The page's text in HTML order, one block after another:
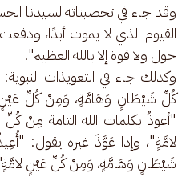
وقد جاء في تحصيناته لسيدنا
القيوم الذي لا يموت أبدًا،
حول ولا قوة إلا بالله العظيم".
وكذلك جاء في التعويذات
كُلِّ شَيْطَانٍ وَهَامَّةٍ، وَمِنْ كُلِّ عَيْنٍ
"أعوذُ بكلمات الله التامة
لامَّةٍ"، وإذا عَوَّذَ غيره يقول:
شَيْطَانٍ وَهَامَّةٍ، وَمِنْ كُلِّ عَيْنٍ